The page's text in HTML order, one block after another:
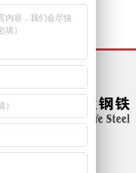
津ICP备19010914号-1